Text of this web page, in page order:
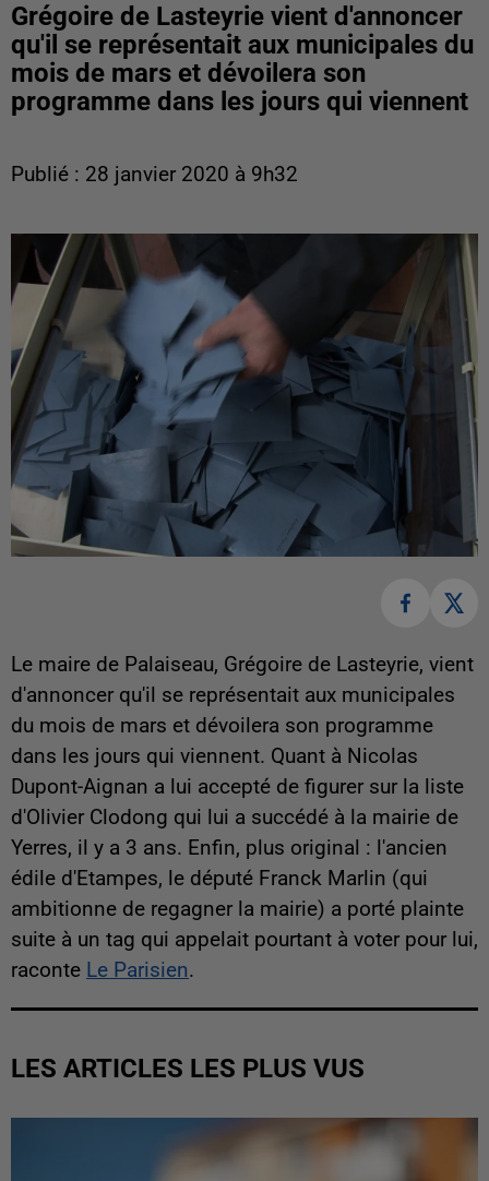
Grégoire de Lasteyrie vient d'annoncer
qu'il se représentait aux municipales du
mois de mars et dévoilera son
programme dans les jours qui viennent
Publié : 28 janvier 2020 à 9h32
Le maire de Palaiseau, Grégoire de Lasteyrie, vient
d'annoncer qu'il se représentait aux municipales
du mois de mars et dévoilera son programme
dans les jours qui viennent. Quant à Nicolas
Dupont-Aignan a lui accepté de figurer sur la liste
d'Olivier Clodong qui lui a succédé à la mairie de
Yerres, il y a 3 ans. Enfin, plus original : l'ancien
édile d'Etampes, le député Franck Marlin (qui
ambitionne de regagner la mairie) a porté plainte
suite à un tag qui appelait pourtant à voter pour lui,
raconte Le Parisien.
LES ARTICLES LES PLUS VUS